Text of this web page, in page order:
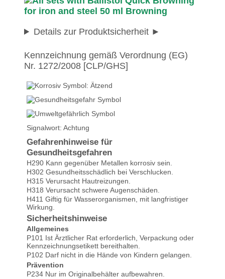
Details zur Produktsicherheit
Kennzeichnung gemäß Verordnung (EG)
Nr. 1272/2008 [CLP/GHS]
Signalwort: Achtung
Gefahrenhinweise für
Gesundheitsgefahren
H290 Kann gegenüber Metallen korrosiv sein.
H302 Gesundheitsschädlich bei Verschlucken.
H315 Verursacht Hautreizungen.
H318 Verursacht schwere Augenschäden.
H411 Giftig für Wasserorganismen, mit langfristiger
Wirkung.
Sicherheitshinweise
Allgemeines
P101 Ist Ärztlicher Rat erforderlich, Verpackung oder
Kennzeichnungsetikett bereithalten.
P102 Darf nicht in die Hände von Kindern gelangen.
Prävention
P234 Nur im Originalbehälter aufbewahren.